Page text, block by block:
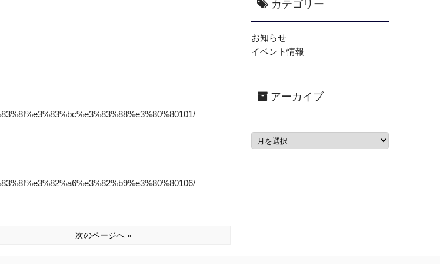
次のページへ »
カテゴリー
お知らせ
イベント情報
アーカイブ